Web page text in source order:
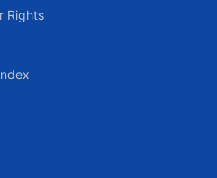
Rights